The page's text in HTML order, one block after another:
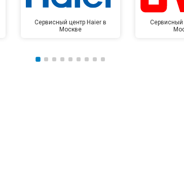
Сервисный центр Haier в
Москве
Сервисный